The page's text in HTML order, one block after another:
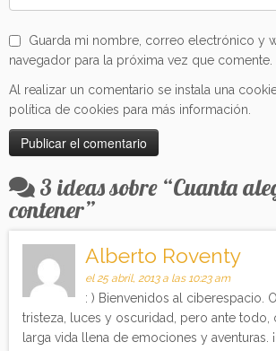
Guarda mi nombre, correo electrónico y
navegador para la próxima vez que comente.
Al realizar un comentario se instala una
política de cookies para más información.
3 ideas sobre “Cuanta
contener”
Alberto Roventy
el 25 abril, 2013 a las 10:23 am
: ) Bienvenidos al ciberespacio.
tristeza, luces y oscuridad, pero ante todo,
larga vida llena de emociones y aventuras.